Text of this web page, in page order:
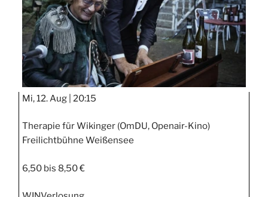
Mi, 12. Aug | 20:15
Therapie für Wikinger (OmDU, Openair-Kino)
Freilichtbühne Weißensee
6,50 bis 8,50 €